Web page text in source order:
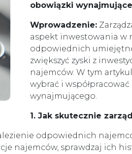
obowiązki
Wprowadzenie:
aspekt inwestowania w
odpowiednich
zwiększyć zyski z
najemców. W tym
wybrać i współpracować
wynajmującego.
1. Jak skutecznie
odpowiednich
najemców, sprawdzaj ich